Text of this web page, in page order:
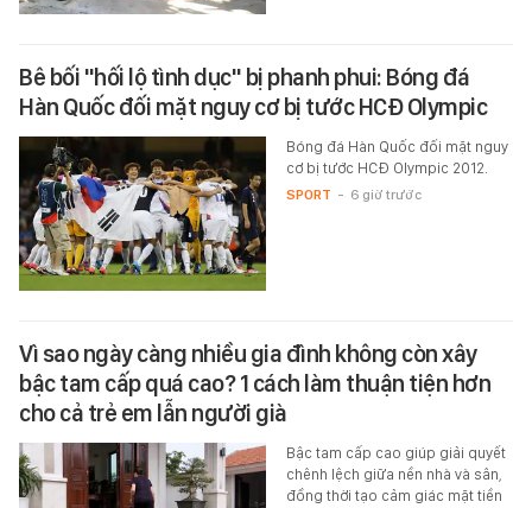
Bê bối "hối lộ tình dục" bị phanh phui: Bóng đá
Hàn Quốc đối mặt nguy cơ bị tước HCĐ Olympic
Bóng đá Hàn Quốc đối mặt nguy
cơ bị tước HCĐ Olympic 2012.
SPORT - 6 giờ trước
Vì sao ngày càng nhiều gia đình không còn xây
bậc tam cấp quá cao? 1 cách làm thuận tiện hơn
cho cả trẻ em lẫn người già
Bậc tam cấp cao giúp giải quyết
chênh lệch giữa nền nhà và sân,
đồng thời tạo cảm giác mặt tiền